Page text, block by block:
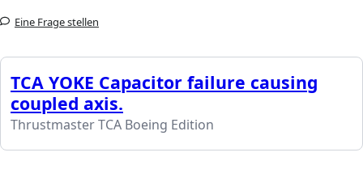
Eine Frage stellen
TCA YOKE Capacitor failure causing
coupled axis.
Thrustmaster TCA Boeing Edition